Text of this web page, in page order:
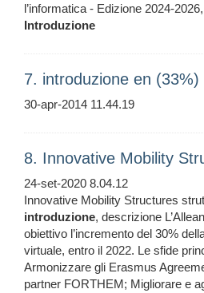
l’informatica - Edizione 2024-
Introduzione
7. introduzione en (33%)
30-apr-2014 11.44.19
8. Innovative Mobility
24-set-2020 8.04.12
Innovative Mobility Structures
introduzione, descrizione
obiettivo l’incremento del 30%
virtuale, entro il 2022. Le sfide
Armonizzare gli Erasmus
partner FORTHEM; Migliorare e